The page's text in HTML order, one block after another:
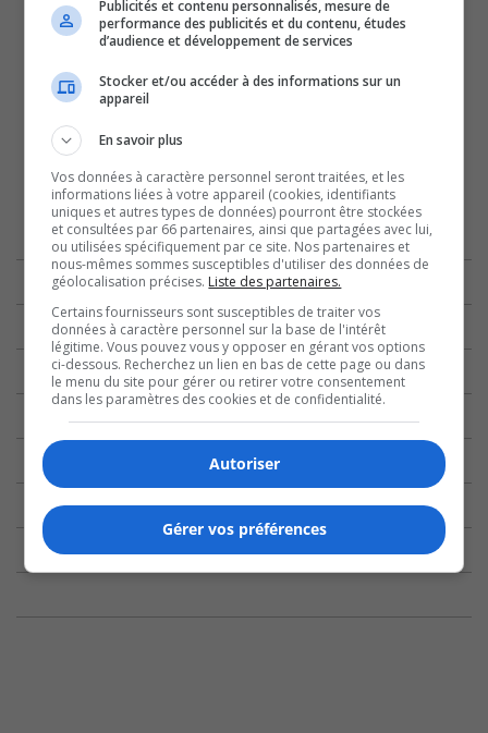
Publicités et contenu personnalisés, mesure de
performance des publicités et du contenu, études
d’audience et développement de services
Stocker et/ou accéder à des informations sur un
appareil
En savoir plus
Vos données à caractère personnel seront traitées, et les
informations liées à votre appareil (cookies, identifiants
uniques et autres types de données) pourront être stockées
et consultées par 66 partenaires, ainsi que partagées avec lui,
ou utilisées spécifiquement par ce site. Nos partenaires et
nous-mêmes sommes susceptibles d'utiliser des données de
géolocalisation précises. Liste des partenaires.
Certains fournisseurs sont susceptibles de traiter vos
données à caractère personnel sur la base de l'intérêt
légitime. Vous pouvez vous y opposer en gérant vos options
ci-dessous. Recherchez un lien en bas de cette page ou dans
le menu du site pour gérer ou retirer votre consentement
dans les paramètres des cookies et de confidentialité.
Autoriser
Gérer vos préférences